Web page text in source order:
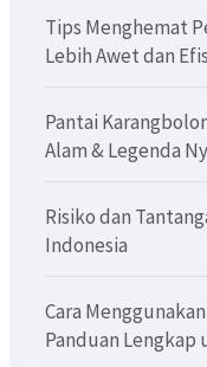
Tips Menghemat
Lebih Awet dan
Pantai
Alam & Legenda
Risiko dan
Indonesia
Cara
Panduan